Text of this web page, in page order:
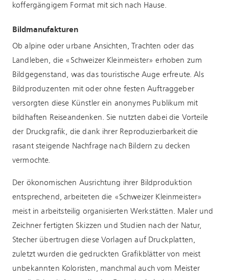
koffergängigem Format mit sich nach Hause.
Bildmanufakturen
Ob alpine oder urbane Ansichten, Trachten oder das
Landleben, die «Schweizer Kleinmeister» erhoben zum
Bildgegenstand, was das touristische Auge erfreute. Als
Bildproduzenten mit oder ohne festen Auftraggeber
versorgten diese Künstler ein anonymes Publikum mit
bildhaften Reiseandenken. Sie nutzten dabei die Vorteile
der Druckgrafik, die dank ihrer Reproduzierbarkeit die
rasant steigende Nachfrage nach Bildern zu decken
vermochte.
Der ökonomischen Ausrichtung ihrer Bildproduktion
entsprechend, arbeiteten die «Schweizer Kleinmeister»
meist in arbeitsteilig organisierten Werkstätten. Maler und
Zeichner fertigten Skizzen und Studien nach der Natur,
Stecher übertrugen diese Vorlagen auf Druckplatten,
zuletzt wurden die gedruckten Grafikblätter von meist
unbekannten Koloristen, manchmal auch vom Meister